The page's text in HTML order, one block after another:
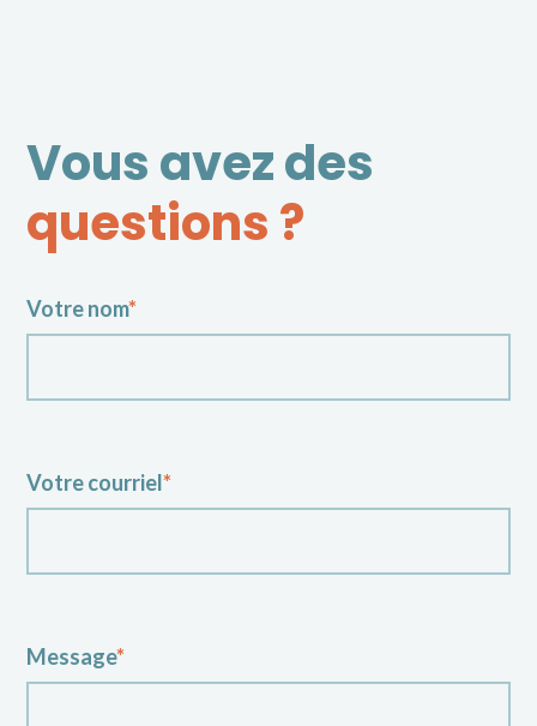
Vous avez des
questions ?
Votre nom*
Votre courriel*
Message*